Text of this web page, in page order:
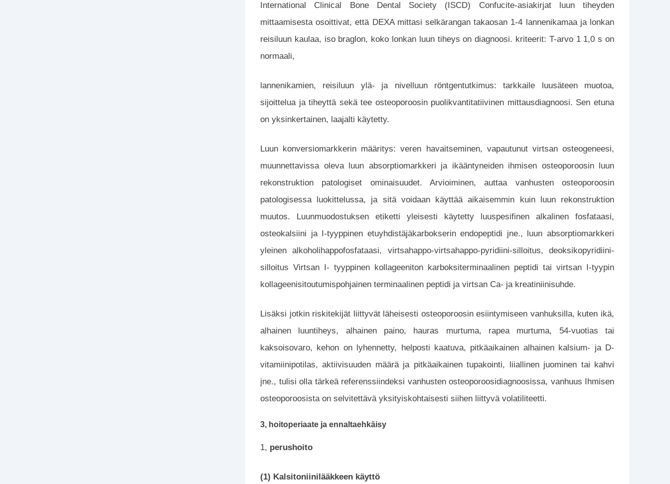
International Clinical Bone Dental Society (ISCD) Confucite-asiakirjat luun tiheyden
mittaamisesta osoittivat, että DEXA mittasi selkärangan takaosan 1-4 lannenikamaa ja lonkan
reisiluun kaulaa, iso braglon, koko lonkan luun tiheys on diagnoosi. kriteerit: T-arvo 1 1,0 s on
normaali,
lannenikamien, reisiluun ylä- ja nivelluun röntgentutkimus: tarkkaile luusäteen muotoa,
sijoittelua ja tiheyttä sekä tee osteoporoosin puolikvantitatiivinen mittausdiagnoosi. Sen etuna
on yksinkertainen, laajalti käytetty.
Luun konversiomarkkerin määritys: veren havaitseminen, vapautunut virtsan osteogeneesi,
muunnettavissa oleva luun absorptiomarkkeri ja ikääntyneiden ihmisen osteoporoosin luun
rekonstruktion patologiset ominaisuudet. Arvioiminen, auttaa vanhusten osteoporoosin
patologisessa luokittelussa, ja sitä voidaan käyttää aikaisemmin kuin luun rekonstruktion
muutos. Luunmuodostuksen etiketti yleisesti käytetty luuspesifinen alkalinen fosfataasi,
osteokalsiini ja I-tyyppinen etuyhdistäjäkarbokserin endopeptidi jne., luun absorptiomarkkeri
yleinen alkoholihappofosfataasi, virtsahappo-virtsahappo-pyridiini-silloitus, deoksikopyridiini-
silloitus Virtsan I- tyyppinen kollageeniton karboksiterminaalinen peptidi tai virtsan I-tyypin
kollageenisitoutumispohjainen terminaalinen peptidi ja virtsan Ca- ja kreatiniinisuhde.
Lisäksi jotkin riskitekijät liittyvät läheisesti osteoporoosin esiintymiseen vanhuksilla, kuten ikä,
alhainen luuntiheys, alhainen paino, hauras murtuma, rapea murtuma, 54-vuotias tai
kaksoisovaro, kehon on lyhennetty, helposti kaatuva, pitkäaikainen alhainen kalsium- ja D-
vitamiinipotilas, aktiivisuuden määrä ja pitkäaikainen tupakointi, liiallinen juominen tai kahvi
jne., tulisi olla tärkeä referenssiindeksi vanhusten osteoporoosidiagnoosissa, vanhuus Ihmisen
osteoporoosista on selvitettävä yksityiskohtaisesti siihen liittyvä volatiliteetti.
3, hoitoperiaate ja ennaltaehkäisy
1, perushoito
(1) Kalsitoniinilääkkeen käyttö